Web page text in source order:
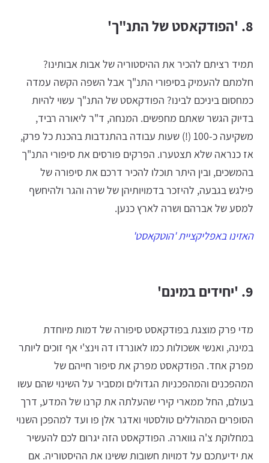
8. 'הפודקאסט של התנ"ך'
תמיד רציתם להכיר את ההיסטוריה של אבות אבותינו?
חלמתם להעמיק בסיפורי התנ"ך אבל השפה הקשה עמדה
כמחסום ביניכם לבינו? הפודקאסט של התנ"ך עשוי להיות
בדיוק הגשר שאתם מחפשים. המנחה, ד"ר ליאורה רביד,
משקיעה כ-100 (!) שעות עבודה בהתנדבות בהכנת כל פרק,
אז כנראה שלא תצטערו. הפרקים פורסים את סיפורי התנ"ך
בהמשכים, ובין היתר תוכלו להכיר דרכם את סיפורה של
פילגש בגבעה, להיזכר בדמויותיהן של שרה והגר ולהיחשף
למסע של אברהם ושרה לארץ כנען.
האזינו באפליקציית 'הוטקאסט'
9. 'יחידים במינם'
מדי פרק מוצגת בפודקאסט סיפורה של דמות מיוחדת
במינה, ואנשי אשכולות כמו לאונרדו דה וינצ'י אף זוכים ליותר
מפרק אחד. הפודקאסט מפרק את סיפור חייהם של
המהפכנים והמהפכניות הגדולים ומסביר על השינוי שהם עשו
בעולם, החל ממארי קירי שהעלתה את קרנו של המדע, דרך
הסופרים המהוללים טולסטוי ואדגר אלן פו ועד למהפכן השנוי
במחלוקת צ'ה גווארה. הפודקאסט הזה יגרום לכם להעשיר
את ידיעתכם על דמויות חשובות ששינו את ההיסטוריה. אם